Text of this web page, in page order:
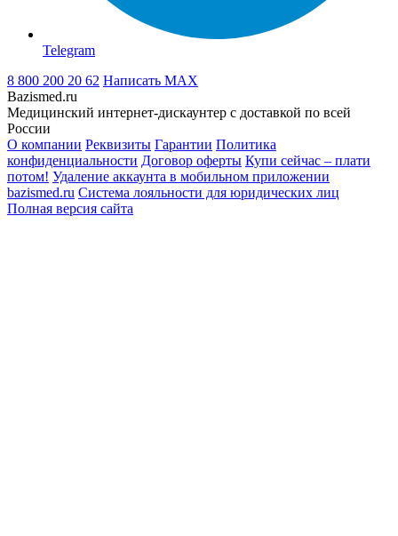
Telegram
8 800 200 20 62 Написать MAX
Bazismed.ru
Медицинский интернет-дискаунтер с доставкой по всей
России
О компании Реквизиты Гарантии Политика
конфиденциальности Договор оферты Купи сейчас – плати
потом! Удаление аккаунта в мобильном приложении
bazismed.ru Система лояльности для юридических лиц
Полная версия сайта